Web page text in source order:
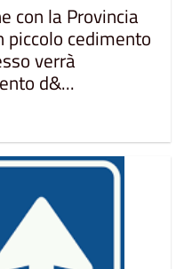
con la Provincia
piccolo cedimento
verrà
d&...